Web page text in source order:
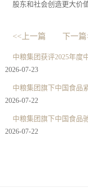
股东和社会创造更大价值
<<上一篇 下一篇
中粮集团获评2025年度
2026-07-23
中粮集团旗下中国食品
2026-07-22
中粮集团旗下中国食品
2026-07-22